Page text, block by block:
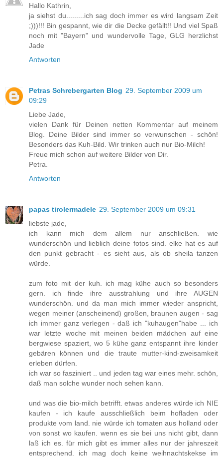
Hallo Kathrin,
ja siehst du.........ich sag doch immer es wird langsam Zeit
;)))!!! Bin gespannt, wie dir die Decke gefällt!! Und viel Spaß
noch mit "Bayern" und wundervolle Tage, GLG herzlichst
Jade
Antworten
Petras Schrebergarten Blog 29. September 2009 um
09:29
Liebe Jade,
vielen Dank für Deinen netten Kommentar auf meinem
Blog. Deine Bilder sind immer so verwunschen - schön!
Besonders das Kuh-Bild. Wir trinken auch nur Bio-Milch!
Freue mich schon auf weitere Bilder von Dir.
Petra.
Antworten
papas tirolermadele 29. September 2009 um 09:31
liebste jade,
ich kann mich dem allem nur anschließen. wie
wunderschön und lieblich deine fotos sind. elke hat es auf
den punkt gebracht - es sieht aus, als ob sheila tanzen
würde.
zum foto mit der kuh. ich mag kühe auch so besonders
gern. ich finde ihre ausstrahlung und ihre AUGEN
wunderschön. und da man mich immer wieder anspricht,
wegen meiner (anscheinend) großen, braunen augen - sag
ich immer ganz verlegen - daß ich "kuhaugen"habe ... ich
war letzte woche mit meinen beiden mädchen auf eine
bergwiese spaziert, wo 5 kühe ganz entspannt ihre kinder
gebären können und die traute mutter-kind-zweisamkeit
erleben dürfen.
ich war so fasziniert .. und jeden tag war eines mehr. schön,
daß man solche wunder noch sehen kann.
und was die bio-milch betrifft. etwas anderes würde ich NIE
kaufen - ich kaufe ausschließlich beim hofladen oder
produkte vom land. nie würde ich tomaten aus holland oder
von sonst wo kaufen. wenn es sie bei uns nicht gibt, dann
laß ich es. für mich gibt es immer alles nur der jahreszeit
entsprechend. ich mag doch keine weihnachtskekse im